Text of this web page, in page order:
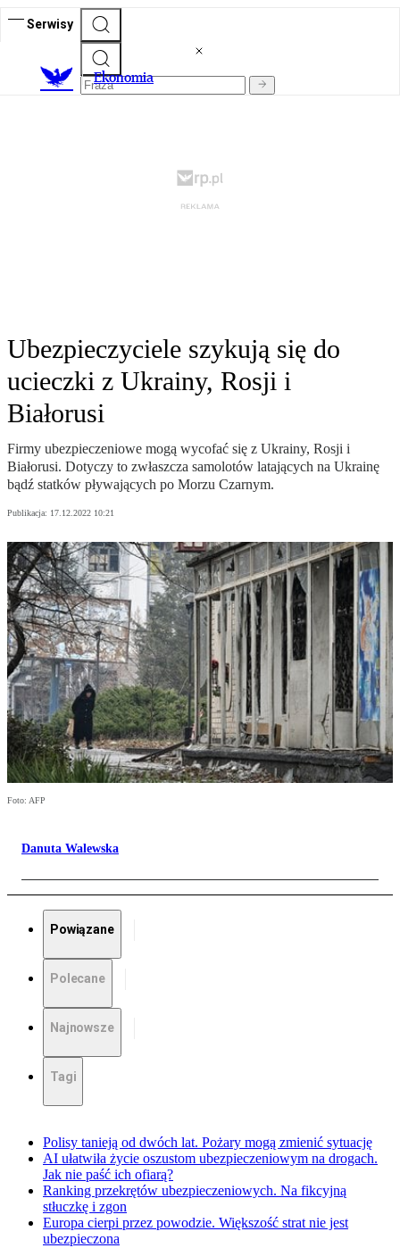
Serwisy
Ekonomia
Ubezpieczyciele szykują się do
ucieczki z Ukrainy, Rosji i
Białorusi
Firmy ubezpieczeniowe mogą wycofać się z Ukrainy, Rosji i
Białorusi. Dotyczy to zwłaszcza samolotów latających na Ukrainę
bądź statków pływających po Morzu Czarnym.
Publikacja: 17.12.2022 10:21
Foto: AFP
Danuta Walewska
Powiązane
Polecane
Najnowsze
Tagi
Polisy tanieją od dwóch lat. Pożary mogą zmienić sytuację
AI ułatwiła życie oszustom ubezpieczeniowym na drogach.
Jak nie paść ich ofiarą?
Ranking przekrętów ubezpieczeniowych. Na fikcyjną
stłuczkę i zgon
Europa cierpi przez powodzie. Większość strat nie jest
ubezpieczona